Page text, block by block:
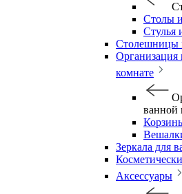
Столы
Стулья
Столешницы
Организация
комнате
ванной
Зеркала для
Аксессуары